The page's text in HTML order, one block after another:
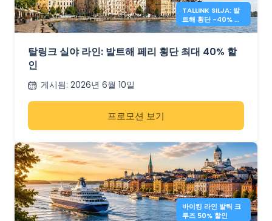
TALLINK SILJA: 발
트해 횡단 -40% 할
인
탈링크 실야 라인: 발트해 페리 횡단 최대 40% 할
인
게시됨: 2026년 6월 10일
프로모션 보기
바이킹 라인 발틱 크
루즈 50% 할인